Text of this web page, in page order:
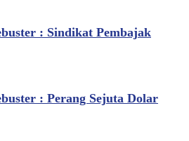
: Sindikat Pembajak
: Perang Sejuta Dolar